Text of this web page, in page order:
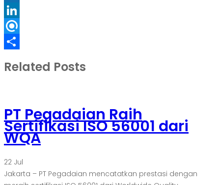
Folkd
LinkedIn
Refind
Related Posts
PT Pegadaian Raih
Sertifikasi ISO 56001 dari
WQA
22 Jul
Jakarta – PT Pegadaian mencatatkan prestasi dengan